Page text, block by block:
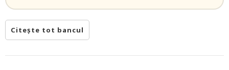
Citește tot bancul